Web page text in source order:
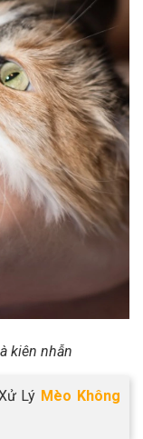
kiên nhẫn
Lý Mèo Không